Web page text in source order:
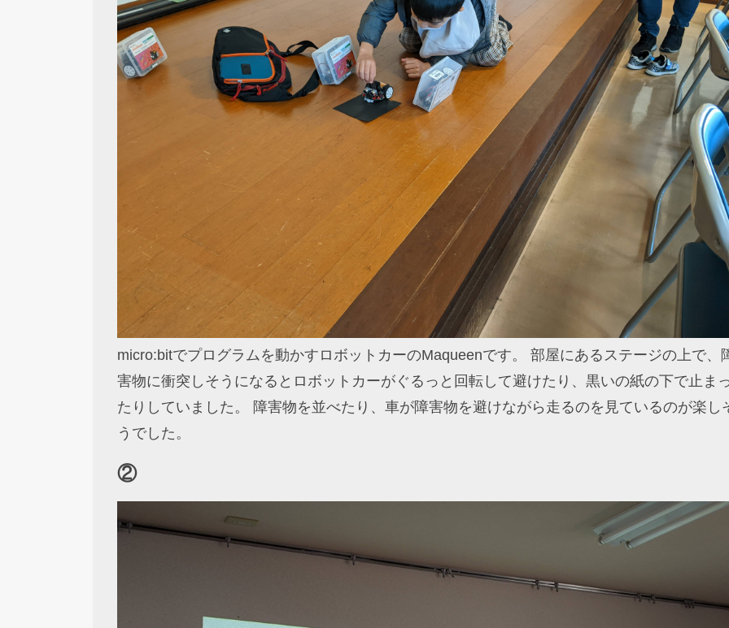
micro:bitでプログラムを動かすロボットカーのMaqueenです。 部屋にあるステージの上で、
害物に衝突しそうになるとロボットカーがぐるっと回転して避けたり、黒いの紙の下で止ま
たりしていました。 障害物を並べたり、車が障害物を避けながら走るのを見ているのが楽し
うでした。
②